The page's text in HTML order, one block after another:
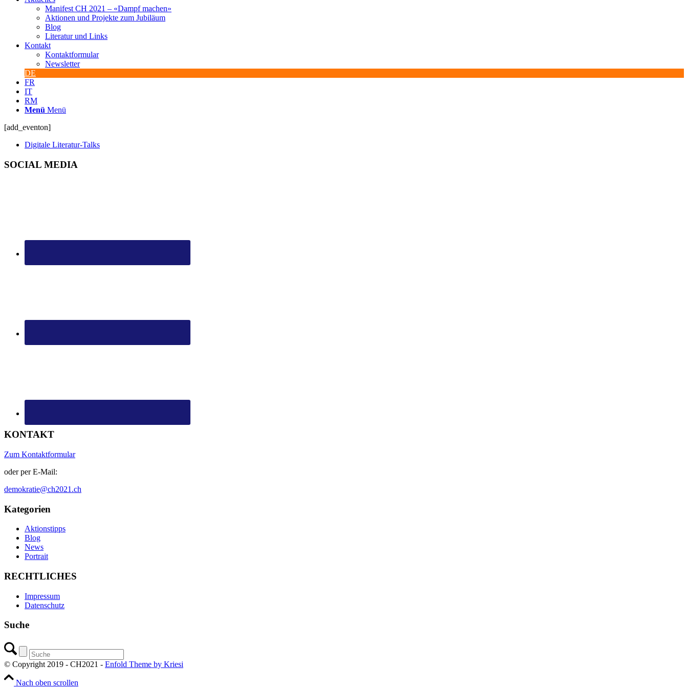
Manifest CH 2021 – «Dampf machen»
Aktionen und Projekte zum Jubiläum
Blog
Literatur und Links
Kontakt
Kontaktformular
Newsletter
DE
FR
IT
RM
Menü Menü
[add_eventon]
Digitale Literatur-Talks
SOCIAL MEDIA
KONTAKT
Zum Kontaktformular
oder per E-Mail:
demokratie@ch2021.ch
Kategorien
Aktionstipps
Blog
News
Portrait
RECHTLICHES
Impressum
Datenschutz
Suche
© Copyright 2019 - CH2021 - Enfold Theme by Kriesi
Nach oben scrollen